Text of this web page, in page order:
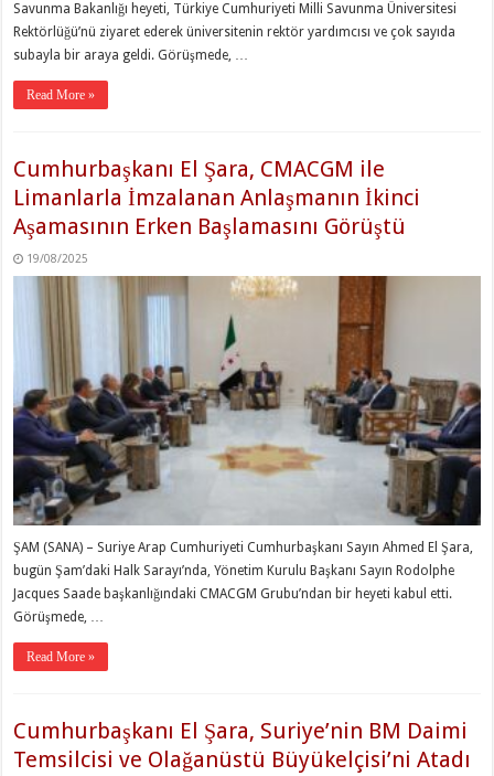
Savunma Bakanlığı heyeti, Türkiye Cumhuriyeti Milli Savunma Üniversitesi
Rektörlüğü’nü ziyaret ederek üniversitenin rektör yardımcısı ve çok sayıda
subayla bir araya geldi. Görüşmede, …
Read More »
Cumhurbaşkanı El Şara, CMACGM ile
Limanlarla İmzalanan Anlaşmanın İkinci
Aşamasının Erken Başlamasını Görüştü
19/08/2025
ŞAM (SANA) – Suriye Arap Cumhuriyeti Cumhurbaşkanı Sayın Ahmed El Şara,
bugün Şam’daki Halk Sarayı’nda, Yönetim Kurulu Başkanı Sayın Rodolphe
Jacques Saade başkanlığındaki CMACGM Grubu’ndan bir heyeti kabul etti.
Görüşmede, …
Read More »
Cumhurbaşkanı El Şara, Suriye’nin BM Daimi
Temsilcisi ve Olağanüstü Büyükelçisi’ni Atadı